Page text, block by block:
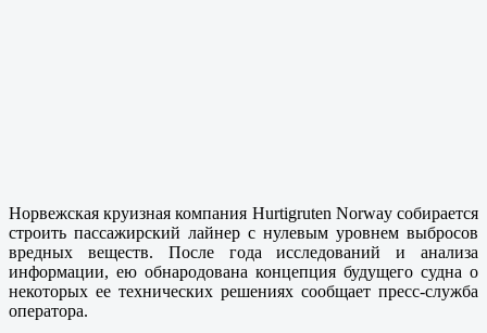
Норвежская круизная компания Hurtigruten Norway собирается
строить пассажирский лайнер с нулевым уровнем выбросов
вредных веществ. После года исследований и анализа
информации, ею обнародована концепция будущего судна о
некоторых ее технических решениях сообщает пресс-служба
оператора.